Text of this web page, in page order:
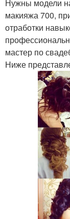
Нужны модели
макияжа 700,
отработки
мастер по
Ниже